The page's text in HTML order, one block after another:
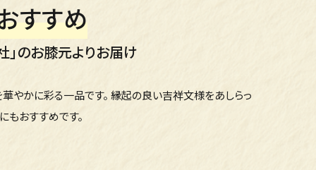
すすめ
のお膝元よりお届け
やかに彩る一品です。 縁起の良い吉祥文様をあしらっ
もおすすめです。